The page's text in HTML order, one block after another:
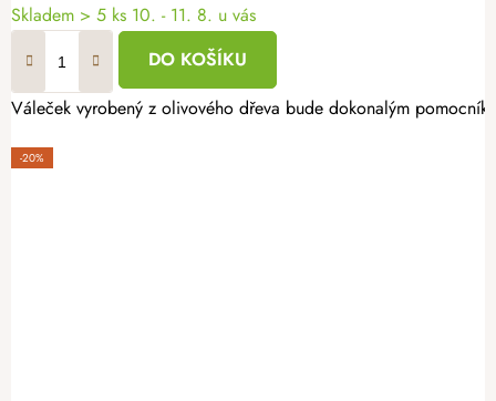
Skladem > 5 ks 10. - 11. 8. u vás
DO KOŠÍKU
Váleček vyrobený z olivového dřeva bude dokonalým
-20%